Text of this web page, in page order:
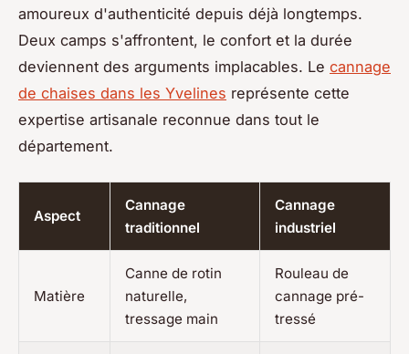
amoureux d'authenticité depuis déjà longtemps.
Deux camps s'affrontent, le confort et la durée
deviennent des arguments implacables. Le cannage
de chaises dans les Yvelines représente cette
expertise artisanale reconnue dans tout le
département.
Aspect
Cannage
traditionnel
Cannage
industriel
Matière
Canne de rotin
naturelle,
tressage main
Rouleau de
cannage pré-
tressé